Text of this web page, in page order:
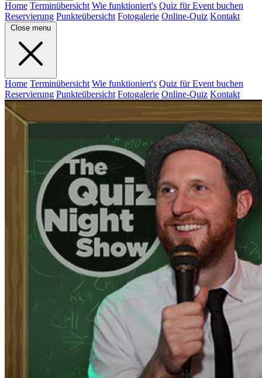
Home Terminübersicht Wie funktioniert's Quiz für Event buchen
Reservierung Punkteübersicht Fotogalerie Online-Quiz Kontakt
Close menu
Home Terminübersicht Wie funktioniert's Quiz für Event buchen
Reservierung Punkteübersicht Fotogalerie Online-Quiz Kontakt